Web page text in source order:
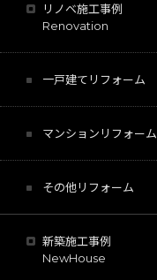
リノベ施工事例
Renovation
一戸建てリフォーム
マンションリフォーム
その他リフォーム
新築施工事例
NewHouse